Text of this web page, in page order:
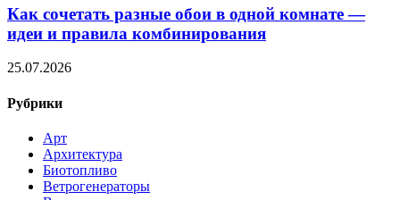
Как сочетать разные обои в одной комнате —
идеи и правила комбинирования
25.07.2026
Рубрики
Арт
Архитектура
Биотопливо
Ветрогенераторы